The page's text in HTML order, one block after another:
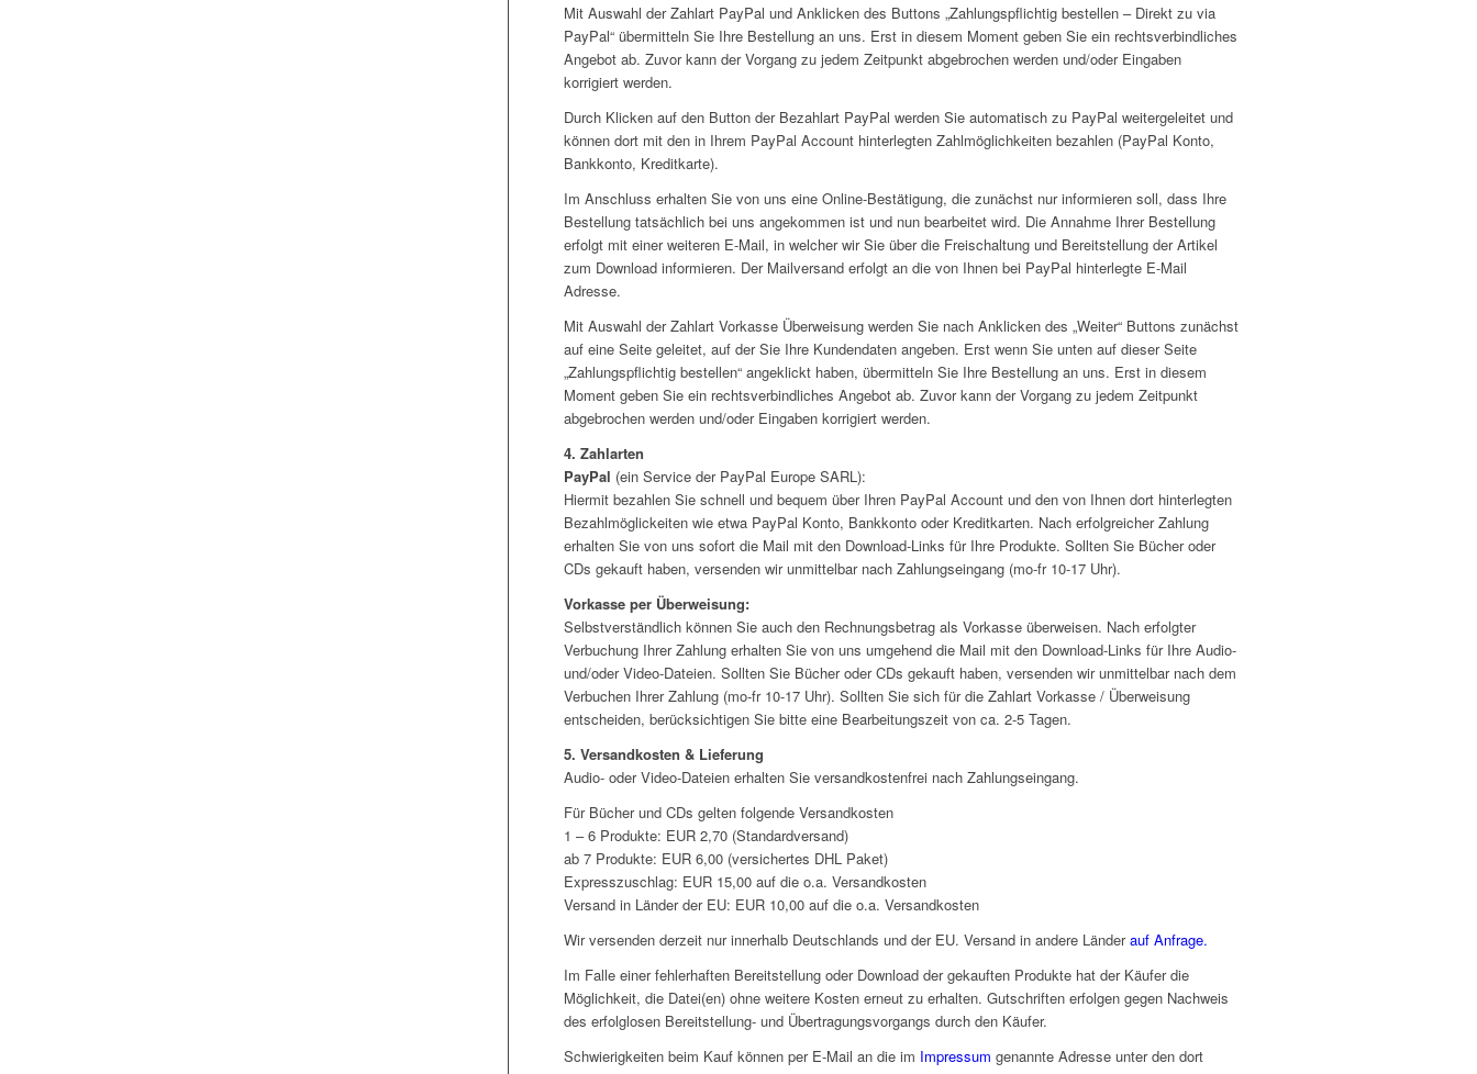
Mit Auswahl der Zahlart PayPal und Anklicken des Buttons „Zahlungspflichtig bestellen – Direkt zu via
PayPal“ übermitteln Sie Ihre Bestellung an uns. Erst in diesem Moment geben Sie ein rechtsverbindliches
Angebot ab. Zuvor kann der Vorgang zu jedem Zeitpunkt abgebrochen werden und/oder Eingaben
korrigiert werden.
Durch Klicken auf den Button der Bezahlart PayPal werden Sie automatisch zu PayPal weitergeleitet und
können dort mit den in Ihrem PayPal Account hinterlegten Zahlmöglichkeiten bezahlen (PayPal Konto,
Bankkonto, Kreditkarte).
Im Anschluss erhalten Sie von uns eine Online-Bestätigung, die zunächst nur informieren soll, dass Ihre
Bestellung tatsächlich bei uns angekommen ist und nun bearbeitet wird. Die Annahme Ihrer Bestellung
erfolgt mit einer weiteren E-Mail, in welcher wir Sie über die Freischaltung und Bereitstellung der Artikel
zum Download informieren. Der Mailversand erfolgt an die von Ihnen bei PayPal hinterlegte E-Mail
Adresse.
Mit Auswahl der Zahlart Vorkasse Überweisung werden Sie nach Anklicken des „Weiter“ Buttons zunächst
auf eine Seite geleitet, auf der Sie Ihre Kundendaten angeben. Erst wenn Sie unten auf dieser Seite
„Zahlungspflichtig bestellen“ angeklickt haben, übermitteln Sie Ihre Bestellung an uns. Erst in diesem
Moment geben Sie ein rechtsverbindliches Angebot ab. Zuvor kann der Vorgang zu jedem Zeitpunkt
abgebrochen werden und/oder Eingaben korrigiert werden.
4. Zahlarten
PayPal (ein Service der PayPal Europe SARL):
Hiermit bezahlen Sie schnell und bequem über Ihren PayPal Account und den von Ihnen dort hinterlegten
Bezahlmöglickeiten wie etwa PayPal Konto, Bankkonto oder Kreditkarten. Nach erfolgreicher Zahlung
erhalten Sie von uns sofort die Mail mit den Download-Links für Ihre Produkte. Sollten Sie Bücher oder
CDs gekauft haben, versenden wir unmittelbar nach Zahlungseingang (mo-fr 10-17 Uhr).
Vorkasse per Überweisung:
Selbstverständlich können Sie auch den Rechnungsbetrag als Vorkasse überweisen. Nach erfolgter
Verbuchung Ihrer Zahlung erhalten Sie von uns umgehend die Mail mit den Download-Links für Ihre Audio-
und/oder Video-Dateien. Sollten Sie Bücher oder CDs gekauft haben, versenden wir unmittelbar nach dem
Verbuchen Ihrer Zahlung (mo-fr 10-17 Uhr). Sollten Sie sich für die Zahlart Vorkasse / Überweisung
entscheiden, berücksichtigen Sie bitte eine Bearbeitungszeit von ca. 2-5 Tagen.
5. Versandkosten & Lieferung
Audio- oder Video-Dateien erhalten Sie versandkostenfrei nach Zahlungseingang.
Für Bücher und CDs gelten folgende Versandkosten
1 – 6 Produkte: EUR 2,70 (Standardversand)
ab 7 Produkte: EUR 6,00 (versichertes DHL Paket)
Expresszuschlag: EUR 15,00 auf die o.a. Versandkosten
Versand in Länder der EU: EUR 10,00 auf die o.a. Versandkosten
Wir versenden derzeit nur innerhalb Deutschlands und der EU. Versand in andere Länderauf Anfrage.
Im Falle einer fehlerhaften Bereitstellung oder Download der gekauften Produkte hat der Käufer die
Möglichkeit, die Datei(en) ohne weitere Kosten erneut zu erhalten. Gutschriften erfolgen gegen Nachweis
des erfolglosen Bereitstellung- und Übertragungsvorgangs durch den Käufer.
Schwierigkeiten beim Kauf können per E-Mail an die im Impressum genannte Adresse unter den dort